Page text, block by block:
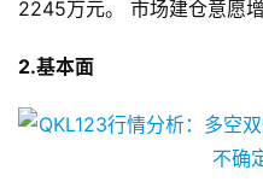
2245万元。 市场建仓意愿
2.基本面